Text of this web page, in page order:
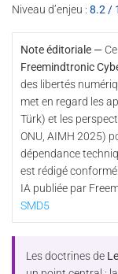
Niveau d’enjeu : 8.2 /
Note éditoriale —Ce
Freemindtronic
des libertés
met en regard les
Türk) et les
ONU, AIMH 2025)
dépendance
est rédigé
IA publiée par
SMD5
Les doctrines de